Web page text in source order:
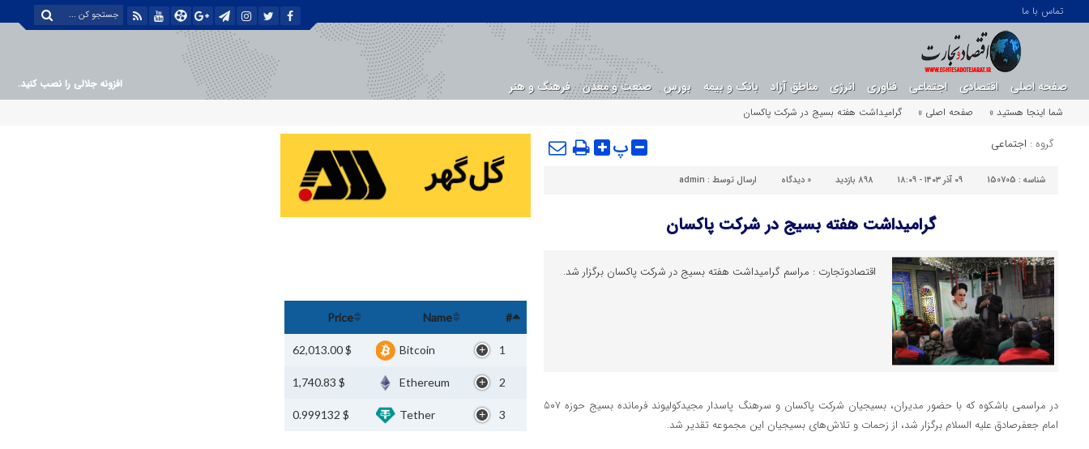
تماس با ما
صفحه اصلی اقتصادی اجتماعی فناوری انرژی مناطق آزاد بانک و بیمه بورس صنعت و معدن فرهنگ و هنر
افزونه جلالی را نصب کنید.
شما اینجا هستید »
صفحه اصلی » گرامیداشت هفته بسیج در شرکت پاکسان
گروه : اجتماعی پ
شناسه : 150705 ۰۹ آذر ۱۴۰۳ - ۱۸:۰۹ 898 بازدید 0 دیدگاه ارسال توسط : admin
گرامیداشت هفته بسیج در شرکت پاکسان
اقتصادوتجارت : مراسم گرامیداشت هفته بسیج در شرکت پاکسان برگزار شد.
در مراسمی باشکوه که با حضور مدیران، بسیجیان شرکت پاکسان و سرهنگ پاسدار مجیدکولیوند فرمانده بسیج حوزه ۵۰۷
امام جعفرصادق علیه السلام برگزار شد، از زحمات و تلاش‌های بسیجیان این مجموعه تقدیر شد.
#
Name
Price
1
Bitcoin
$ 62,013.00
2
Ethereum
$ 1,740.83
3
Tether
$ 0.999132